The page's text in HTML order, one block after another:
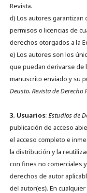
Revista.
d) Los autores
permisos o licencias de
derechos otorgados a la
e) Los autores son los
que puedan derivarse de
manuscrito enviado y su
Deusto. Revista de Derecho
3. Usuarios: Estudios de
publicación de acceso
el acceso completo e
la distribución y la
con fines no comerciales
derechos de autor
del autor(es). En